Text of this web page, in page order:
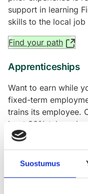
Suostumus
support in learning
skills to the local job
Find your path
Apprenticeships
Want to earn while
fixed-term
trains its employee.
least 80% takes
remaining 20% in
remotely.
Read more